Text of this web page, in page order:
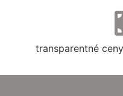
transparentné